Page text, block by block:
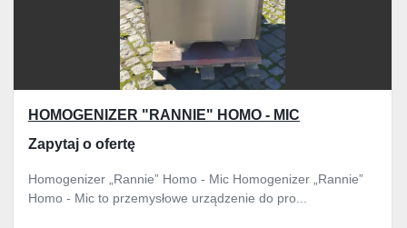
HOMOGENIZER "RANNIE" HOMO - MIC
Zapytaj o ofertę
Homogenizer „Rannie” Homo - Mic Homogenizer „Rannie”
Homo - Mic to przemysłowe urządzenie do pro...